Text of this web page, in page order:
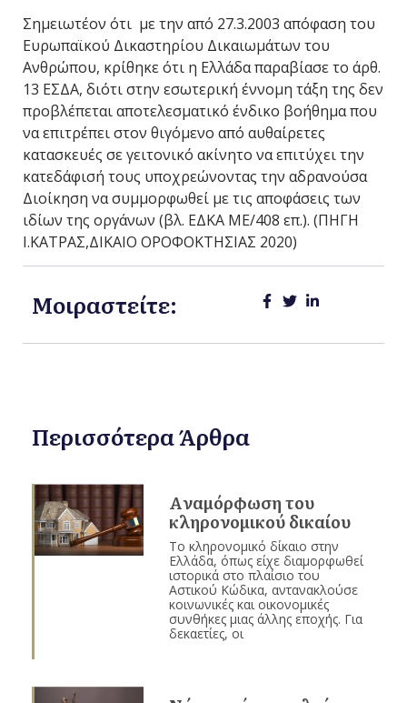
Σημειωτέον ότι με την από 27.3.2003 απόφαση του
Ευρωπαϊκού Δικαστηρίου Δικαιωμάτων του
Ανθρώπου, κρίθηκε ότι η Ελλάδα παραβίασε το άρθ.
13 ΕΣΔΑ, διότι στην εσωτερική έννομη τάξη της δεν
προβλέπεται αποτελεσματικό ένδικο βοήθημα που
να επιτρέπει στον θιγόμενο από αυθαίρετες
κατασκευές σε γειτονικό ακίνητο να επιτύχει την
κατεδάφισή τους υποχρεώνοντας την αδρανούσα
Διοίκηση να συμμορφωθεί με τις αποφάσεις των
ιδίων της οργάνων (βλ. ΕΔΚΑ ΜΕ/408 επ.). (ΠΗΓΗ
Ι.ΚΑΤΡΑΣ,ΔΙΚΑΙΟ ΟΡΟΦΟΚΤΗΣΙΑΣ 2020)
Μοιραστείτε:
Περισσότερα Άρθρα
Aναμόρφωση του
κληρονομικού δικαίου
Το κληρονομικό δίκαιο στην
Ελλάδα, όπως είχε διαμορφωθεί
ιστορικά στο πλαίσιο του
Αστικού Κώδικα, αντανακλούσε
κοινωνικές και οικονομικές
συνθήκες μιας άλλης εποχής. Για
δεκαετίες, οι